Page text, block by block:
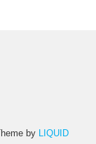
by LIQUID